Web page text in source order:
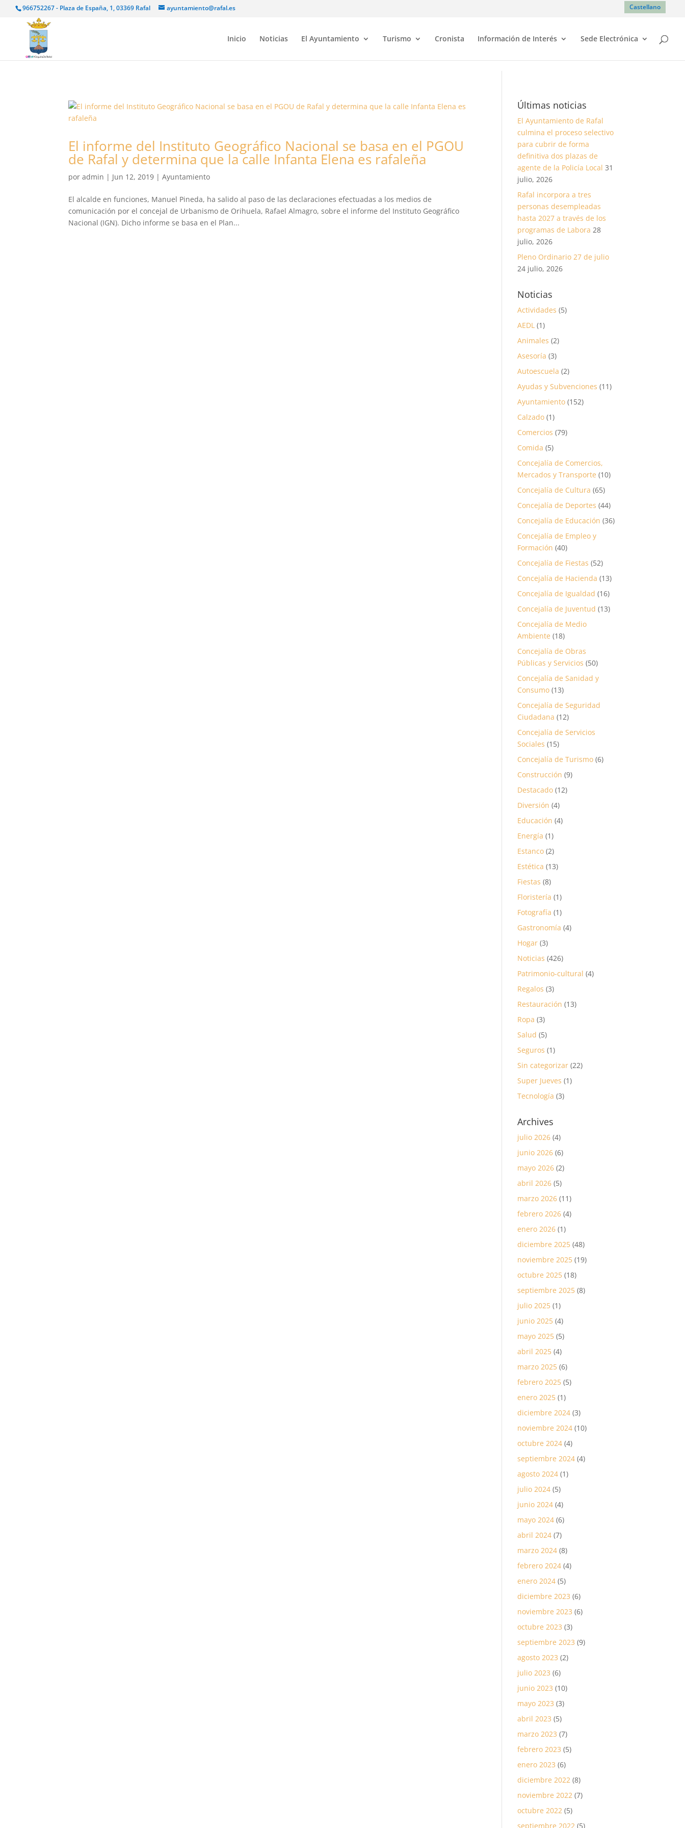
966752267 - Plaza de España, 1, 03369 Rafal ayuntamiento@rafal.es Castellano
Inicio Noticias El Ayuntamiento Turismo Cronista Información de Interés Sede Electrónica
El informe del Instituto Geográfico Nacional se basa en el PGOU
de Rafal y determina que la calle Infanta Elena es rafaleña
poradmin | Jun 12, 2019 |Ayuntamiento
El alcalde en funciones, Manuel Pineda, ha salido al paso de las declaraciones efectuadas a los medios de
comunicación por el concejal de Urbanismo de Orihuela, Rafael Almagro, sobre el informe del Instituto Geográfico
Nacional (IGN). Dicho informe se basa en el Plan...
Últimas noticias
El Ayuntamiento de Rafal
culmina el proceso selectivo
para cubrir de forma
definitiva dos plazas de
agente de la Policía Local 31
julio, 2026
Rafal incorpora a tres
personas desempleadas
hasta 2027 a través de los
programas de Labora 28
julio, 2026
Pleno Ordinario 27 de julio
24 julio, 2026
Noticias
Actividades (5)
AEDL (1)
Animales (2)
Asesoría (3)
Autoescuela (2)
Ayudas y Subvenciones (11)
Ayuntamiento (152)
Calzado (1)
Comercios (79)
Comida (5)
Concejalía de Comercios,
Mercados y Transporte (10)
Concejalía de Cultura (65)
Concejalía de Deportes (44)
Concejalía de Educación (36)
Concejalía de Empleo y
Formación (40)
Concejalía de Fiestas (52)
Concejalía de Hacienda (13)
Concejalía de Igualdad (16)
Concejalía de Juventud (13)
Concejalía de Medio
Ambiente (18)
Concejalía de Obras
Públicas y Servicios (50)
Concejalía de Sanidad y
Consumo (13)
Concejalía de Seguridad
Ciudadana (12)
Concejalía de Servicios
Sociales (15)
Concejalía de Turismo (6)
Construcción (9)
Destacado (12)
Diversión (4)
Educación (4)
Energía (1)
Estanco (2)
Estética (13)
Fiestas (8)
Floristería (1)
Fotografía (1)
Gastronomía (4)
Hogar (3)
Noticias (426)
Patrimonio-cultural (4)
Regalos (3)
Restauración (13)
Ropa (3)
Salud (5)
Seguros (1)
Sin categorizar (22)
Super Jueves (1)
Tecnología (3)
Archives
julio 2026 (4)
junio 2026 (6)
mayo 2026 (2)
abril 2026 (5)
marzo 2026 (11)
febrero 2026 (4)
enero 2026 (1)
diciembre 2025 (48)
noviembre 2025 (19)
octubre 2025 (18)
septiembre 2025 (8)
julio 2025 (1)
junio 2025 (4)
mayo 2025 (5)
abril 2025 (4)
marzo 2025 (6)
febrero 2025 (5)
enero 2025 (1)
diciembre 2024 (3)
noviembre 2024 (10)
octubre 2024 (4)
septiembre 2024 (4)
agosto 2024 (1)
julio 2024 (5)
junio 2024 (4)
mayo 2024 (6)
abril 2024 (7)
marzo 2024 (8)
febrero 2024 (4)
enero 2024 (5)
diciembre 2023 (6)
noviembre 2023 (6)
octubre 2023 (3)
septiembre 2023 (9)
agosto 2023 (2)
julio 2023 (6)
junio 2023 (10)
mayo 2023 (3)
abril 2023 (5)
marzo 2023 (7)
febrero 2023 (5)
enero 2023 (6)
diciembre 2022 (8)
noviembre 2022 (7)
octubre 2022 (5)
septiembre 2022 (5)